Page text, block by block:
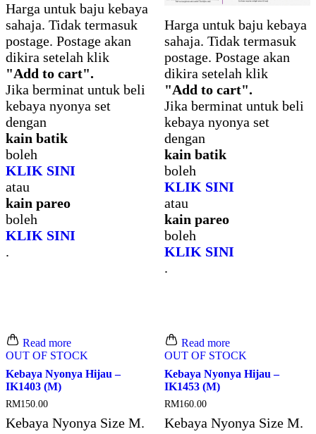
Harga untuk baju kebaya
sahaja. Tidak termasuk
postage. Postage akan
dikira setelah klik
"Add to cart".
Jika berminat untuk beli
kebaya nyonya set
dengan
kain batik
boleh
KLIK SINI
atau
kain pareo
boleh
KLIK SINI
.
Harga untuk baju kebaya
sahaja. Tidak termasuk
postage. Postage akan
dikira setelah klik
"Add to cart".
Jika berminat untuk beli
kebaya nyonya set
dengan
kain batik
boleh
KLIK SINI
atau
kain pareo
boleh
KLIK SINI
.
Read more
OUT OF STOCK
Kebaya Nyonya Hijau –
IK1403 (M)
RM150.00
Kebaya Nyonya Size M.
Read more
OUT OF STOCK
Kebaya Nyonya Hijau –
IK1453 (M)
RM160.00
Kebaya Nyonya Size M.